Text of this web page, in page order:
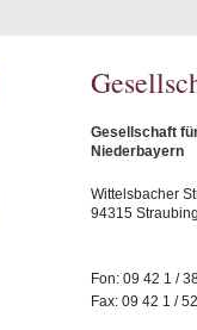
Gesellschaft
Niederbayern
Wittelsbacher
94315
Fon: 09 42 1 /
Fax: 09 42 1 /